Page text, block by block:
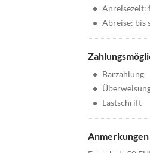
• Anreisezeit:
• Abreise: bis
• Barzahlung
•
• Lastschrift
Anmerkungen